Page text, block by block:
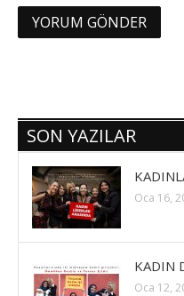
SON YAZILAR
Oca 16,
KADIN
Oca 12,